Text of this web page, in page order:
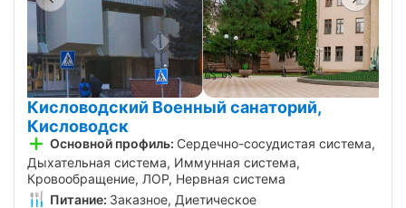
Кисловодский Военный санаторий,
Кисловодск
Основной профиль: Сердечно-сосудистая система,
Дыхательная система, Иммунная система,
Кровообращение, ЛОР, Нервная система
Питание: Заказное, Диетическое